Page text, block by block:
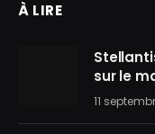
À LIRE
sur le
11